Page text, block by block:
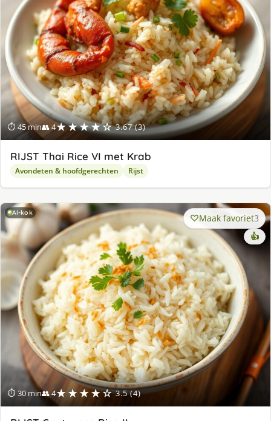
⏱ 45 min👥 4★★★★☆ 3.67 (3)
RIJST Thai Rice VI met Krab
Avondeten & hoofdgerechten Rijst
AI-kok
⏱ 30 min👥 4★★★★☆ 3.5 (4)
Maak favoriet3
👍